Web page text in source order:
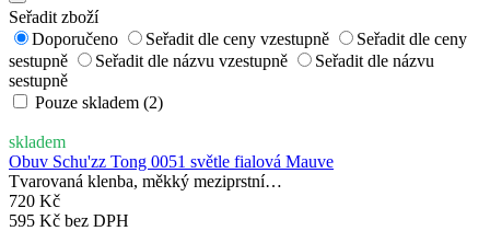
Seřadit zboží
Doporučeno
Seřadit dle ceny vzestupně
Seřadit dle ceny
sestupně
Seřadit dle názvu vzestupně
Seřadit dle názvu
sestupně
Pouze skladem (2)
skladem
Obuv Schu'zz Tong 0051 světle fialová Mauve
Tvarovaná klenba, měkký meziprstní…
720 Kč
595 Kč bez DPH